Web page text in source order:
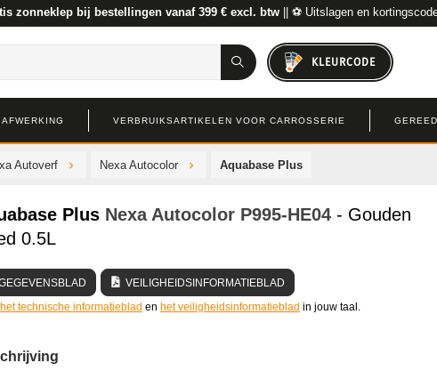
zonneklep bij bestellingen vanaf 399 € excl. btw || ⚽ Uitslagen en
KLEURCODE
VERBRUIKSARTIKELEN VOOR CARROSSERIE
Autoverf Nexa Autocolor Aquabase Plus
Plus Nexa Autocolor P995-HE04 - Gouden
0.5L
VEILIGHEIDSINFORMATIEBLAD
het technische informatieblad en het veiligheidsinformatieblad in jouw taal.